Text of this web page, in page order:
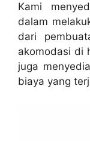
Kami
dalam
dari
akomodasi di
juga
biaya yang